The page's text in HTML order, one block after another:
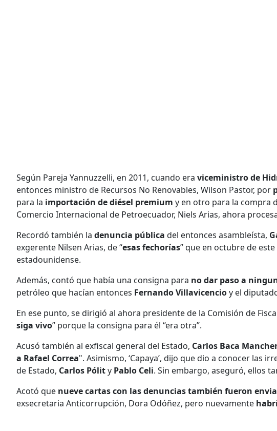
Según Pareja Yannuzzelli, en 2011, cuando era viceministro de
entonces ministro de Recursos No Renovables, Wilson Pastor, por
para la importación de diésel premium y en otro para la compra
Comercio Internacional de Petroecuador, Niels Arias, ahora
Recordó también la denuncia pública del entonces asambleísta,
exgerente Nilsen Arias, de “esas fechorías” que en octubre de
estadounidense.
Además, contó que había una consigna para no dar paso a
petróleo que hacían entonces Fernando Villavicencioy el
En ese punto, se dirigió al ahora presidente de la Comisión de
siga vivo” porque la consigna para él “era otra”.
Acusó también al exfiscal general del Estado, Carlos Baca
a Rafael Correa". Asimismo, ‘Capaya’, dijo que dio a conocer las
de Estado, Carlos Pólity Pablo Celi. Sin embargo, aseguró, ellos
Acotó que nueve cartas con las denuncias también fueron
exsecretaria Anticorrupción, Dora Odóñez, pero nuevamente